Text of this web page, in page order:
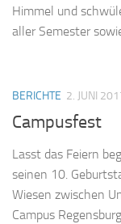
Himmel und
aller Semester
BERICHTE 2. JUNI
Campusfest
Lasst das Feiern
seinen 10.
Wiesen zwischen
Campus